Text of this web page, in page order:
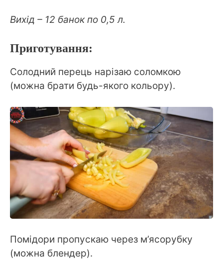
Вихід – 12 банок по 0,5 л.
Приготування:
Солодний перець нарізаю соломкою
(можна брати будь-якого кольору).
Помідори пропускаю через м’ясорубку
(можна блендер).